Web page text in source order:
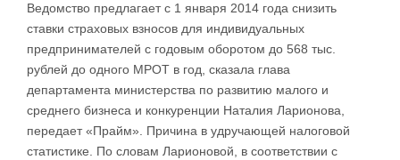
Ведомство предлагает с 1 января 2014 года снизить
ставки страховых взносов для индивидуальных
предпринимателей с годовым оборотом до 568 тыс.
рублей до одного МРОТ в год, сказала глава
департамента министерства по развитию малого и
среднего бизнеса и конкуренции Наталия Ларионова,
передает «Прайм». Причина в удручающей налоговой
статистике. По словам Ларионовой, в соответствии с